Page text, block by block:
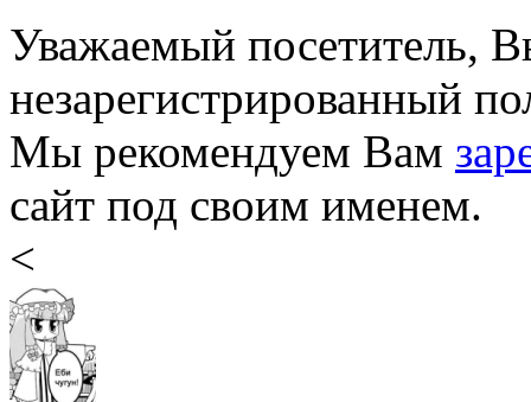
Уважаемый посетитель,
незарегистрированный
Мы рекомендуем Вам
сайт под своим именем.
<